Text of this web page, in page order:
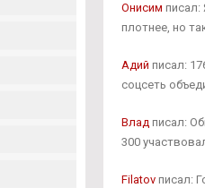
Онисим писал:
плотнее, но
Адий писал:
соцсеть
Владписал:
300
Filatovписал: